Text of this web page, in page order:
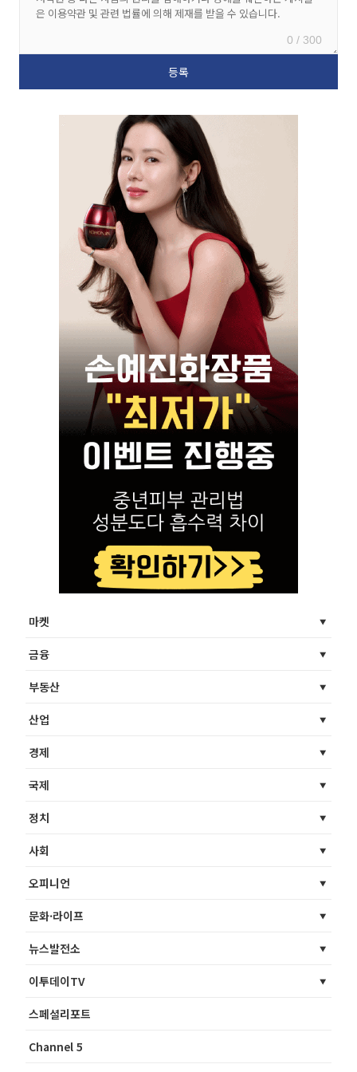
0 / 300
마켓
금융
부동산
산업
경제
국제
정치
사회
오피니언
문화·라이프
뉴스발전소
이투데이TV
스페셜리포트
Channel 5